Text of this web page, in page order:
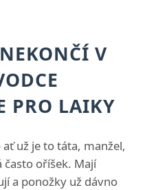
V
PRO LAIKY
už je to táta, manžel,
často oříšek. Mají
a ponožky už dávno